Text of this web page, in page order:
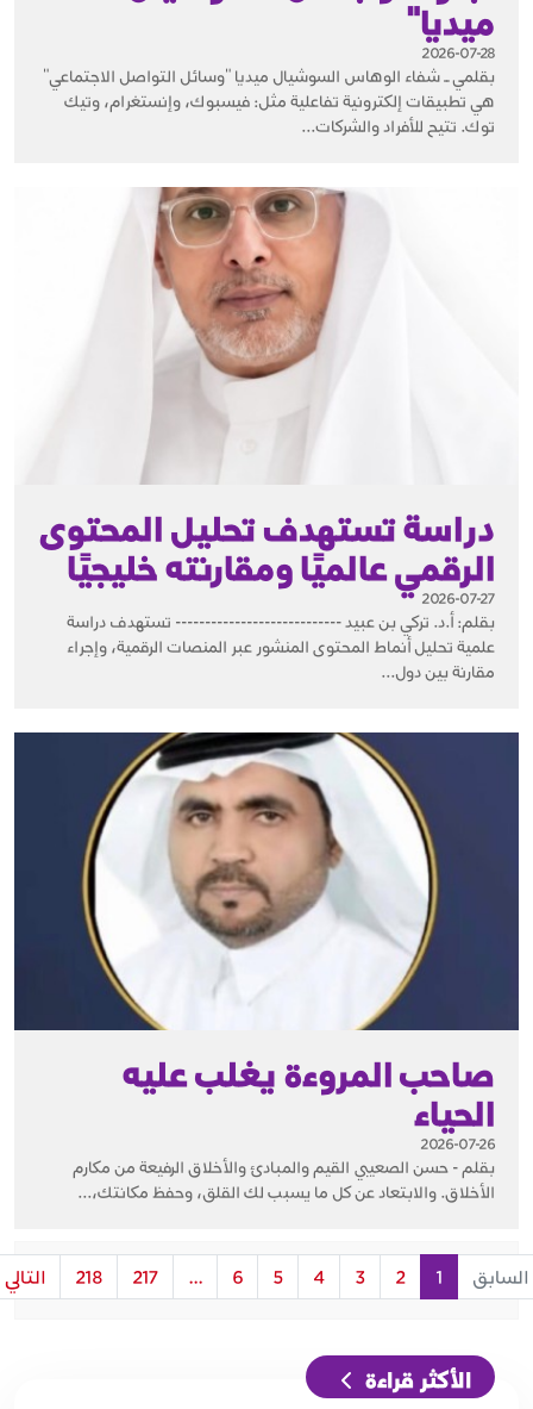
ميديا"
2026-07-28
بقلمي ــ شفاء الوهاس السوشيال ميديا "وسائل التواصل الاجتماعي"
هي تطبيقات إلكترونية تفاعلية مثل: فيسبوك، وإنستغرام، وتيك
توك. تتيح للأفراد والشركات...
دراسة تستهدف تحليل المحتوى
الرقمي عالميًا ومقارنته خليجيًا
2026-07-27
بقلم: أ.د. تركي بن عبيد ---------------------------- تستهدف دراسة
علمية تحليل أنماط المحتوى المنشور عبر المنصات الرقمية، وإجراء
مقارنة بين دول...
صاحب المروءة يغلب عليه
الحياء
2026-07-26
بقلم - حسن الصعيبي القيم والمبادئ والأخلاق الرفيعة من مكارم
الأخلاق. والابتعاد عن كل ما يسبب لك القلق، وحفظ مكانتك،...
السابق 1
2
3
4
5
6
...
217
218 التالي
الأكثر قراءة